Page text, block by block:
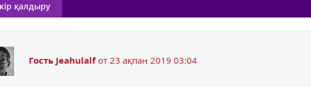
қалдыру
Гость Jeahulalfот 23 ақпан 2019 03:04